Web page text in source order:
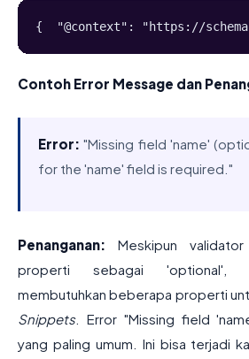
{  "@context": "https://
Contoh Error Message dan
Error: "Missing field 'name'
for the 'name' field is required."
Penanganan: Meskipun validator
properti sebagai 'optional',
membutuhkan beberapa properti
Snippets. Error "Missing field
yang paling umum. Ini bisa terjadi